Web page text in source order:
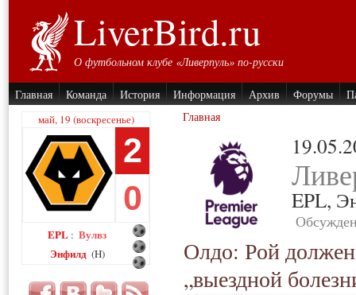
LiverBird.ru
О футбольном клубе «Ливерпуль» по-русски
Главная Команда История Информация Архив Форумы
май, 19 (воскресенье)
2
0
EPL : Вулвз
Энфилд (H)
Главная
EPL,
Олдо: Рой
„выездной